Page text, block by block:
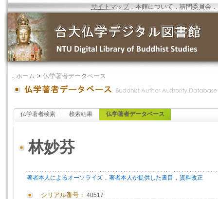
サイトマップ．本館について ．諮問委員会 ．
． ホーム > 仏学著者データベース
仏学著者検索 検索結果 仏学著者データベース
林妙芬
著者本人によるオーソライズ ． 著者本人が提供した書目 ． 資料改正
シリアル番号： 40517